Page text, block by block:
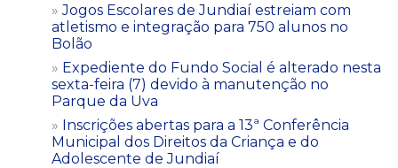
Jogos Escolares de Jundiaí estreiam com
atletismo e integração para 750 alunos no
Bolão
Expediente do Fundo Social é alterado nesta
sexta-feira (7) devido à manutenção no
Parque da Uva
Inscrições abertas para a 13ª Conferência
Municipal dos Direitos da Criança e do
Adolescente de Jundiaí